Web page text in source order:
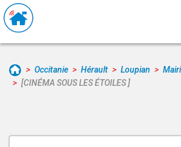
Occitanie Hérault Loupian
[CINÉMA SOUS LES ÉTOILES ]